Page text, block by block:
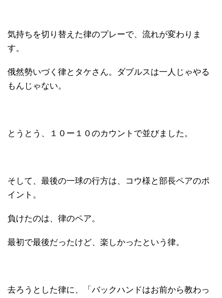
気持ちを切り替えた律のプレーで、流れが変わりま
す。
俄然勢いづく律とタケさん。ダブルスは一人じゃやる
もんじゃない。
とうとう、１０ー１０のカウントで並びました。
そして、最後の一球の行方は、コウ様と部長ペアのポ
イント。
負けたのは、律のペア。
最初で最後だったけど、楽しかったという律。
去ろうとした律に、「バックハンドはお前から教わっ